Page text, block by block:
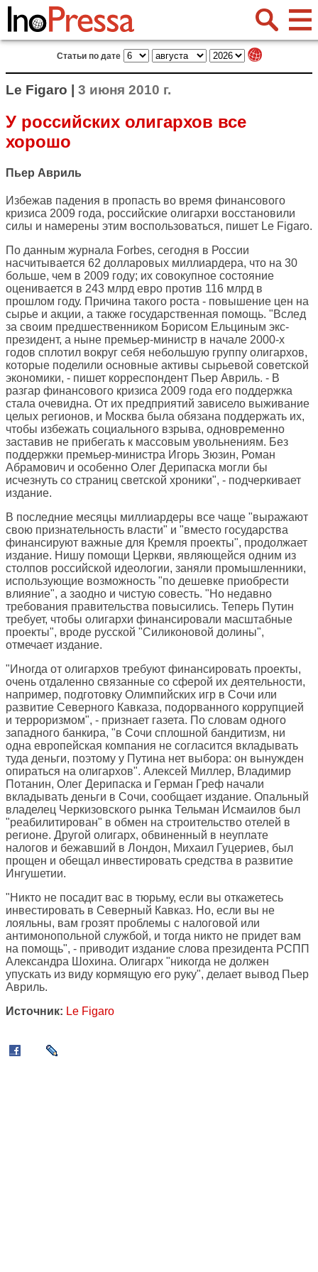
Статьи по дате
Le Figaro | 3 июня 2010 г.
У российских олигархов все
хорошо
Пьер Авриль
Избежав падения в пропасть во время финансового
кризиса 2009 года, российские олигархи восстановили
силы и намерены этим воспользоваться, пишет Le Figaro.
По данным журнала Forbes, сегодня в России
насчитывается 62 долларовых миллиардера, что на 30
больше, чем в 2009 году; их совокупное состояние
оценивается в 243 млрд евро против 116 млрд в
прошлом году. Причина такого роста - повышение цен на
сырье и акции, а также государственная помощь. "Вслед
за своим предшественником Борисом Ельциным экс-
президент, а ныне премьер-министр в начале 2000-х
годов сплотил вокруг себя небольшую группу олигархов,
которые поделили основные активы сырьевой советской
экономики, - пишет корреспондент Пьер Авриль. - В
разгар финансового кризиса 2009 года его поддержка
стала очевидна. От их предприятий зависело выживание
целых регионов, и Москва была обязана поддержать их,
чтобы избежать социального взрыва, одновременно
заставив не прибегать к массовым увольнениям. Без
поддержки премьер-министра Игорь Зюзин, Роман
Абрамович и особенно Олег Дерипаска могли бы
исчезнуть со страниц светской хроники", - подчеркивает
издание.
В последние месяцы миллиардеры все чаще "выражают
свою признательность власти" и "вместо государства
финансируют важные для Кремля проекты", продолжает
издание. Нишу помощи Церкви, являющейся одним из
столпов российской идеологии, заняли промышленники,
использующие возможность "по дешевке приобрести
влияние", а заодно и чистую совесть. "Но недавно
требования правительства повысились. Теперь Путин
требует, чтобы олигархи финансировали масштабные
проекты", вроде русской "Силиконовой долины",
отмечает издание.
"Иногда от олигархов требуют финансировать проекты,
очень отдаленно связанные со сферой их деятельности,
например, подготовку Олимпийских игр в Сочи или
развитие Северного Кавказа, подорванного коррупцией
и терроризмом", - признает газета. По словам одного
западного банкира, "в Сочи сплошной бандитизм, ни
одна европейская компания не согласится вкладывать
туда деньги, поэтому у Путина нет выбора: он вынужден
опираться на олигархов". Алексей Миллер, Владимир
Потанин, Олег Дерипаска и Герман Греф начали
вкладывать деньги в Сочи, сообщает издание. Опальный
владелец Черкизовского рынка Тельман Исмаилов был
"реабилитирован" в обмен на строительство отелей в
регионе. Другой олигарх, обвиненный в неуплате
налогов и бежавший в Лондон, Михаил Гуцериев, был
прощен и обещал инвестировать средства в развитие
Ингушетии.
"Никто не посадит вас в тюрьму, если вы откажетесь
инвестировать в Северный Кавказ. Но, если вы не
лояльны, вам грозят проблемы с налоговой или
антимонопольной службой, и тогда никто не придет вам
на помощь", - приводит издание слова президента РСПП
Александра Шохина. Олигарх "никогда не должен
упускать из виду кормящую его руку", делает вывод Пьер
Авриль.
Источник: Le Figaro